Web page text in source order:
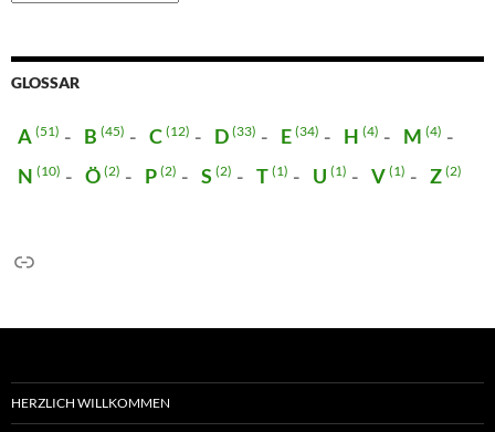
GLOSSAR
A (51) B (45) C (12) D (33) E (34) H (4) M (4)
N (10) Ö (2) P (2) S (2) T (1) U (1) V (1) Z (2)
Link
HERZLICH WILLKOMMEN